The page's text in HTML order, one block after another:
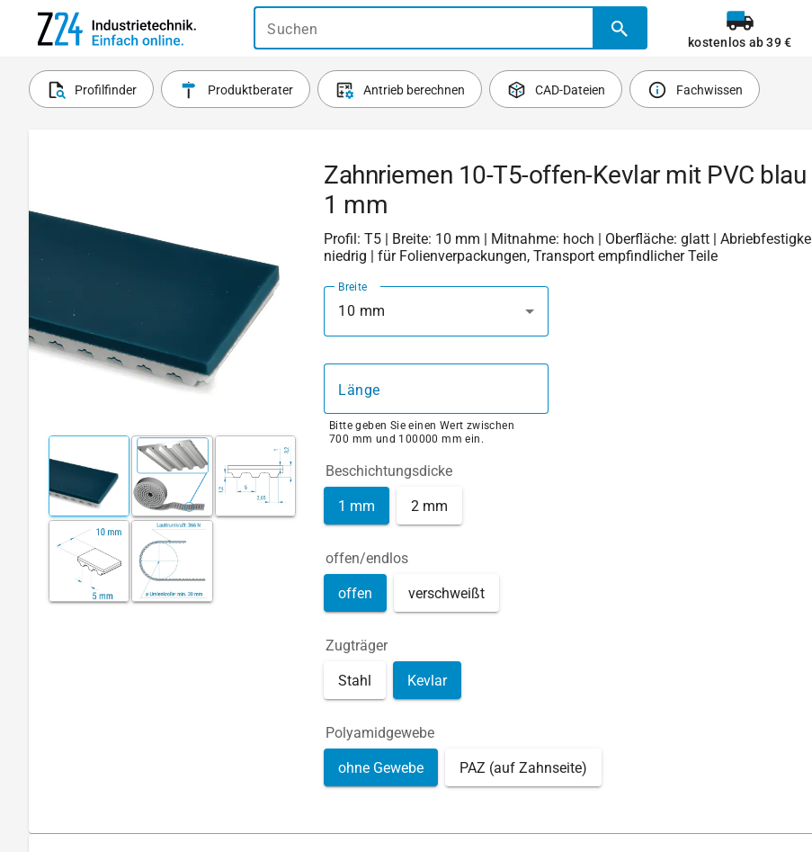
Suchen
kostenlos ab 39 €
Profilfinder Produktberater Antrieb berechnen CAD-Dateien Fachwissen
Zahnriemen 10-T5-offen-Kevlar mit PVC
1 mm
Profil: T5 | Breite: 10 mm | Mitnahme: hoch | Oberfläche: glatt |
niedrig | für Folienverpackungen, Transport empfindlicher Teile
Breite
10 mm
Länge
Bitte geben Sie einen Wert zwischen
700 mm und 100000 mm ein.
Beschichtungsdicke
1 mm 2 mm
offen/endlos
offen verschweißt
Zugträger
Stahl Kevlar
Polyamidgewebe
ohne Gewebe PAZ (auf Zahnseite)